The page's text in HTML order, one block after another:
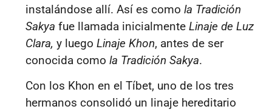
instalándose allí. Así es como la Tradición
Sakya fue llamada inicialmente Linaje de Luz
Clara, y luego Linaje Khon, antes de ser
conocida como la Tradición Sakya.
Con los Khon en el Tíbet, uno de los tres
hermanos consolidó un linaje hereditario